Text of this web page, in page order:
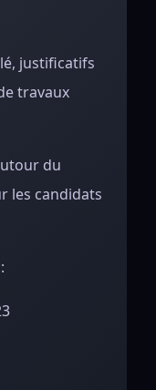
justificatifs
travaux
du
les candidats